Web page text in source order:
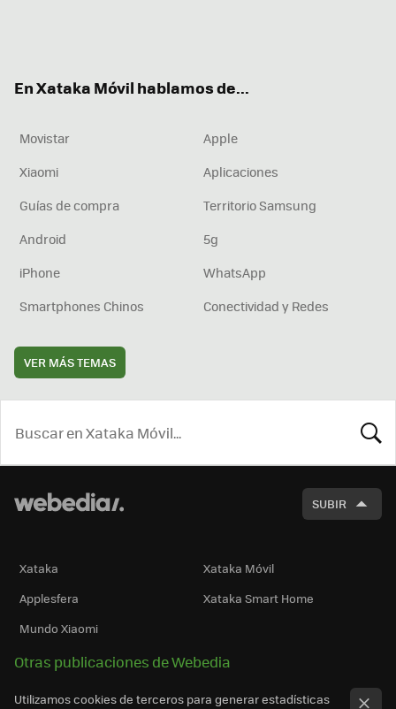
En Xataka Móvil hablamos de...
Movistar
Apple
Xiaomi
Aplicaciones
Guías de compra
Territorio Samsung
Android
5g
iPhone
WhatsApp
Smartphones Chinos
Conectividad y Redes
VER MÁS TEMAS
SUBIR
Xataka
Xataka Móvil
Applesfera
Xataka Smart Home
Mundo Xiaomi
Otras publicaciones de Webedia
Utilizamos cookies de terceros para generar estadísticas